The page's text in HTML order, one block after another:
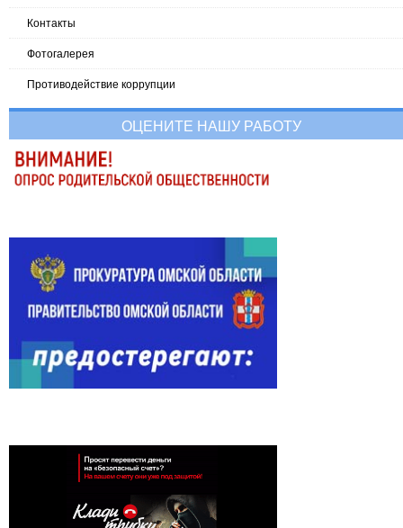
Контакты
Фотогалерея
Противодействие коррупции
ОЦЕНИТЕ НАШУ РАБОТУ